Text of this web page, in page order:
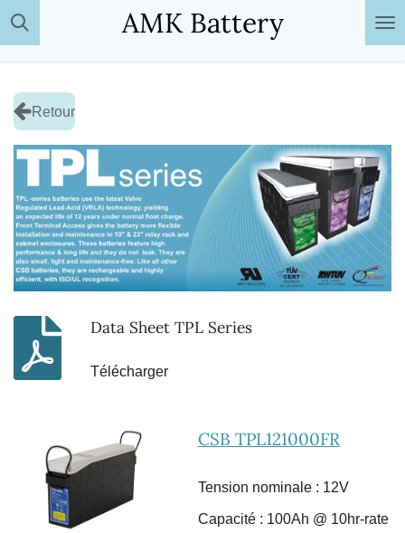
Passer
au
principal
AMK Battery
Retour
Data Sheet TPL Series
Télécharger
CSB TPL121000FR
Tension nominale : 12V
Capacité : 100Ah @ 10hr-rate